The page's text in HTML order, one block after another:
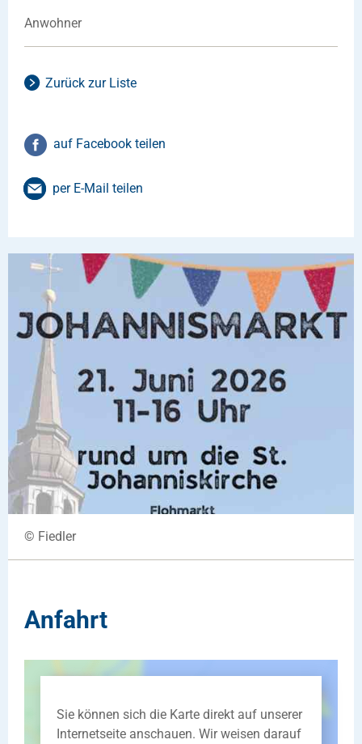
Anwohner
Zurück zur Liste
auf Facebook teilen
per E-Mail teilen
© Fiedler
Anfahrt
Sie können sich die Karte direkt auf unserer
Internetseite anschauen. Wir weisen darauf